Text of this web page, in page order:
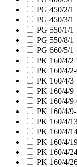
PG 450/2/1
PG 450/3/1
PG 550/1/1
PG 550/8/1
PG 660/5/1
PK 160/4/2
PK 160/4/
PK 160/4/3
PK 160/4/9
PK 160/4/
PK 160/4/
PK 160/4/
PK 160/4/
PK 160/4/
PK 160/4/
PK 160/4/